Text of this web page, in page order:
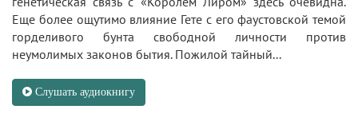
Еще более ощутимо влияние Гете с его фаустовской темой
горделивого бунта свободной личности против
неумолимых законов бытия. Пожилой тайный...
Слушать аудиокнигу